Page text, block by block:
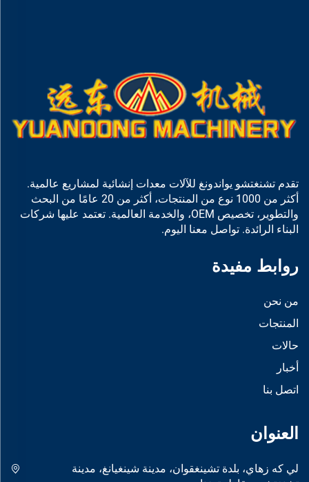
تقدم تشنغتشو يواندونغ للآلات معدات إنشائية لمشاريع عالمية.
أكثر من 1000 نوع من المنتجات، أكثر من 20 عامًا من البحث
والتطوير، تخصيص OEM، والخدمة العالمية. تعتمد عليها شركات
البناء الرائدة. تواصل معنا اليوم.
روابط مفيدة
من نحن
المنتجات
حالات
أخبار
اتصل بنا
العنوان
لي كه زهاي، بلدة تشينغقوان، مدينة شينغيانغ، مدينة